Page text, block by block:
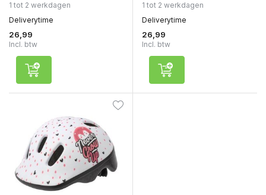
1 tot 2 werkdagen
Deliverytime
26,99
Incl. btw
1 tot 2 werkdagen
Deliverytime
26,99
Incl. btw